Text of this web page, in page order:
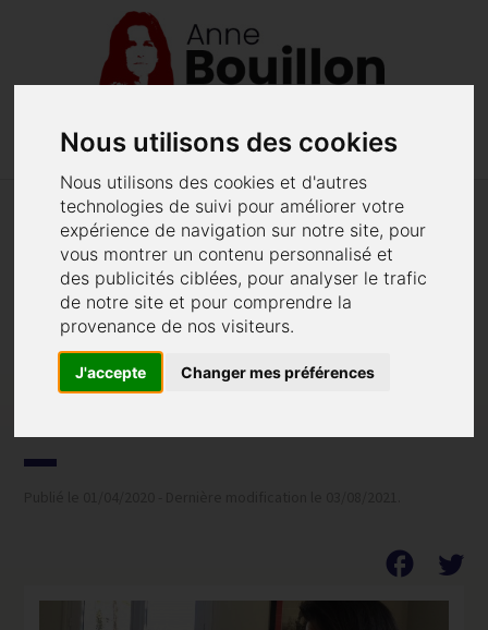
Nous utilisons des cookies
Nous utilisons des cookies et d'autres
technologies de suivi pour améliorer votre
expérience de navigation sur notre site, pour
vous montrer un contenu personnalisé et
des publicités ciblées, pour analyser le trafic
de notre site et pour comprendre la
provenance de nos visiteurs.
J'accepte Changer mes préférences
menu Menu phone 02 40 48 62 52
Anne Bouillon publie une tribune
dans Mediapart en date du 30
mars 2020
Confinée, Anne Bouillon, publie une tribune
publiée sur le site Médiapart, dans laquelle elle
alerte sur "sa peur de ce qui se passe en ce
facebook